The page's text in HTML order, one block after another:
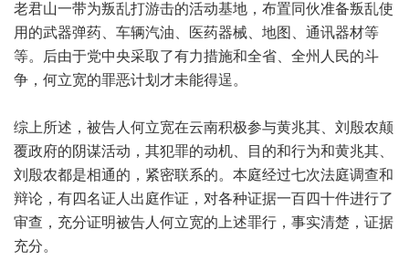
老君山一带为叛乱打游击的活动基地，布置同伙准备叛乱使
用的武器弹药、车辆汽油、医药器械、地图、通讯器材等
等。后由于党中央采取了有力措施和全省、全州人民的斗
争，何立宽的罪恶计划才未能得逞。
综上所述，被告人何立宽在云南积极参与黄兆其、刘殷农颠
覆政府的阴谋活动，其犯罪的动机、目的和行为和黄兆其、
刘殷农都是相通的，紧密联系的。本庭经过七次法庭调查和
辩论，有四名证人出庭作证，对各种证据一百四十件进行了
审查，充分证明被告人何立宽的上述罪行，事实清楚，证据
充分。